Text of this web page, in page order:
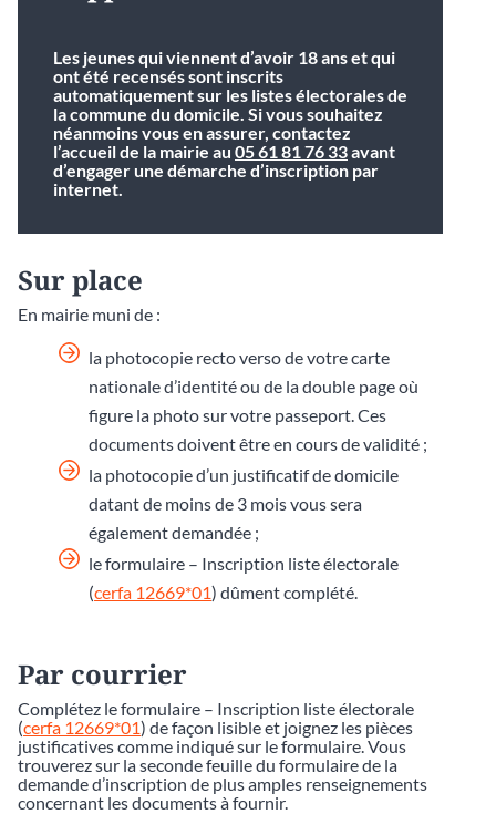
Les jeunes qui viennent d’avoir 18 ans et qui
ont été recensés sont inscrits
automatiquement sur les listes électorales de
la commune du domicile. Si vous souhaitez
néanmoins vous en assurer, contactez
l’accueil de la mairie au 05 61 81 76 33avant
d’engager une démarche d’inscription par
internet.
Sur place
En mairie muni de :
la photocopie recto verso de votre carte
nationale d’identité ou de la double page où
figure la photo sur votre passeport. Ces
documents doivent être en cours de validité ;
la photocopie d’un justificatif de domicile
datant de moins de 3 mois vous sera
également demandée ;
le formulaire – Inscription liste électorale
(cerfa 12669*01) dûment complété.
Par courrier
Complétez le formulaire – Inscription liste électorale
(cerfa 12669*01) de façon lisible et joignez les pièces
justificatives comme indiqué sur le formulaire. Vous
trouverez sur la seconde feuille du formulaire de la
demande d’inscription de plus amples renseignements
concernant les documents à fournir.